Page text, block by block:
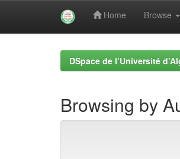
Home Browse
DSpace de l’Université